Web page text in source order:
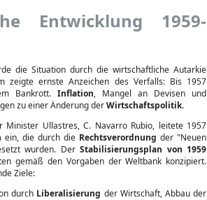
Entwicklung 1959-
die Situation durch die wirtschaftliche Autarkie
zeigte ernste Anzeichen des Verfalls: Bis 1957
Bankrott.Inflation, Mangel an Devisen und
zu einer Änderung derWirtschaftspolitik.
Minister Ullastres, C. Navarro Rubio, leitete 1957
ein, die durch die Rechtsverordnung der "Neuen
wurden. DerStabilisierungsplan von 1959
gemäß den Vorgaben der Weltbank konzipiert.
Ziele:
durch Liberalisierung der Wirtschaft, Abbau der